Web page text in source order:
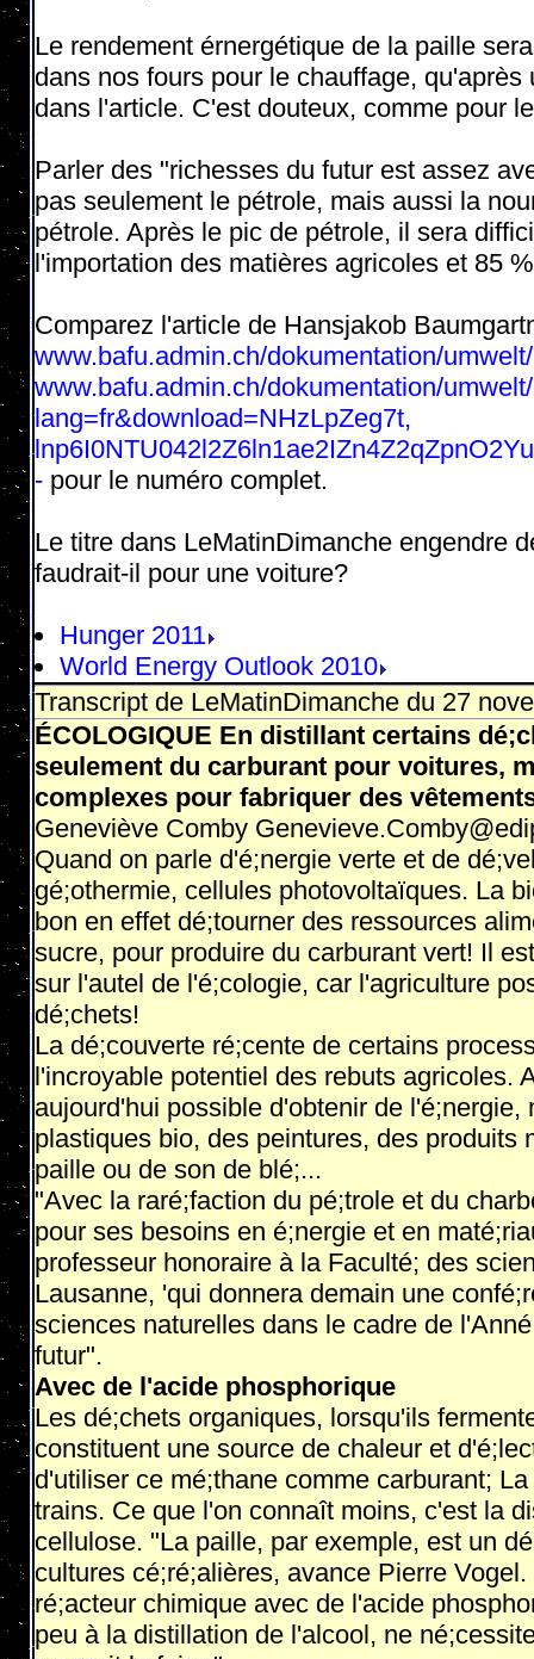
Le rendement érnergétique de la paille
dans nos fours pour le chauffage,
dans l'article. C'est douteux, comme pour
Parler des "richesses du futur est assez
pas seulement le pétrole, mais aussi la
pétrole. Après le pic de pétrole, il sera
l'importation des matières agricoles et 85
Comparez l'article de Hansjakob
www.bafu.admin.ch/dokumentation/
www.bafu.admin.ch/dokumentation/
lang=fr&download=NHzLpZeg7t,
-pour le numéro complet.
Le titre dans LeMatinDimanche engendre
faudrait-il pour une voiture?
Hunger 2011
World Energy Outlook 2010
Transcript de LeMatinDimanche du 27
ÉCOLOGIQUE En distillant certains
seulement du carburant pour voitures,
complexes pour fabriquer des
Geneviève Comby
Quand on parle d'é;nergie verte et de
gé;othermie, cellules photovoltaïques. La
bon en effet dé;tourner des ressources
sucre, pour produire du carburant vert! Il
sur l'autel de l'é;cologie, car l'agriculture
dé;chets!
La dé;couverte ré;cente de certains
l'incroyable potentiel des rebuts agricoles.
aujourd'hui possible d'obtenir de
plastiques bio, des peintures, des produits
paille ou de son de blé;...
"Avec la raré;faction du pé;trole et du
pour ses besoins en é;nergie et en
professeur honoraire à la Faculté; des
Lausanne, 'qui donnera demain une
sciences naturelles dans le cadre de
futur".
Avec de l'acide phosphorique
Les dé;chets organiques, lorsqu'ils
constituent une source de chaleur et
d'utiliser ce mé;thane comme carburant;
trains. Ce que l'on connaît moins, c'est la
cellulose. "La paille, par exemple, est un
cultures cé;ré;alières, avance Pierre
ré;acteur chimique avec de l'acide
peu à la distillation de l'alcool, ne